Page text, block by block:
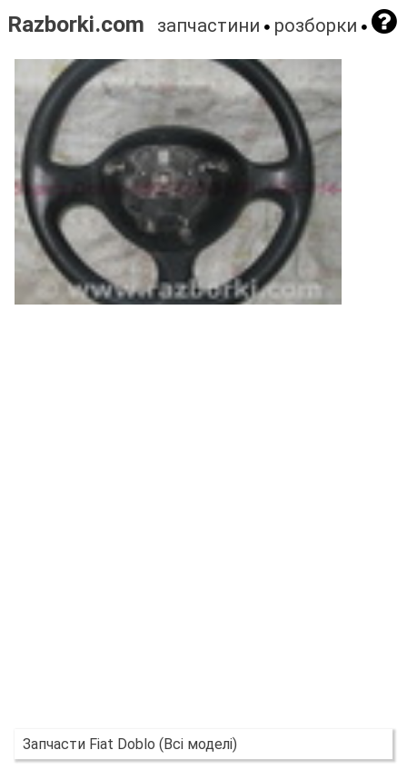
Razborki.com запчастини розборки
Запчасти Fiat Doblo (Всі моделі)